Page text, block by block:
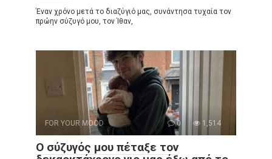
Έναν χρόνο μετά το διαζύγιό μας, συνάντησα τυχαία τον
πρώην σύζυγό μου, τον Ίθαν,
FOR YOUR MOOD 0 1,514
Ο σύζυγός μου πέταξε τον